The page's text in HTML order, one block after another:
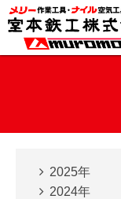
2025年
2024年